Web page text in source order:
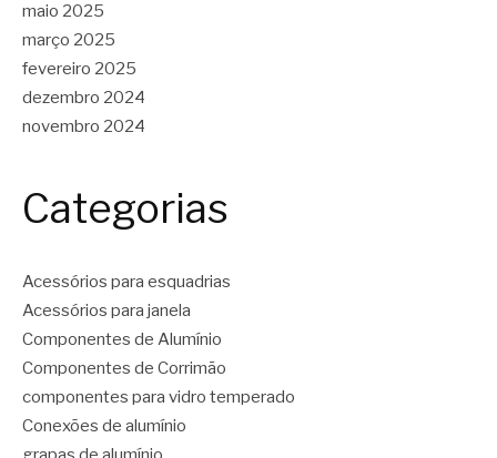
maio 2025
março 2025
fevereiro 2025
dezembro 2024
novembro 2024
Categorias
Acessórios para esquadrias
Acessórios para janela
Componentes de Alumínio
Componentes de Corrimão
componentes para vidro temperado
Conexões de alumínio